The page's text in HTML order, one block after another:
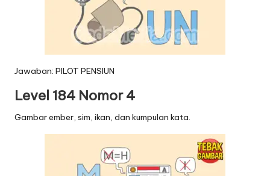
Jawaban: PILOT PENSIUN
Level 184 Nomor 4
Gambar ember, sim, ikan, dan kumpulan kata.